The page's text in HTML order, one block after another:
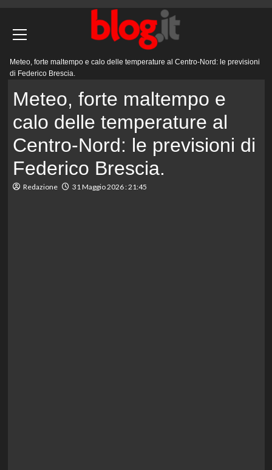
principale
Meteo, forte maltempo e calo delle temperature al Centro-Nord: le previsioni
di Federico Brescia.
Meteo, forte maltempo e
calo delle temperature al
Centro-Nord: le previsioni di
Federico Brescia.
Redazione 31 Maggio 2026 : 21:45